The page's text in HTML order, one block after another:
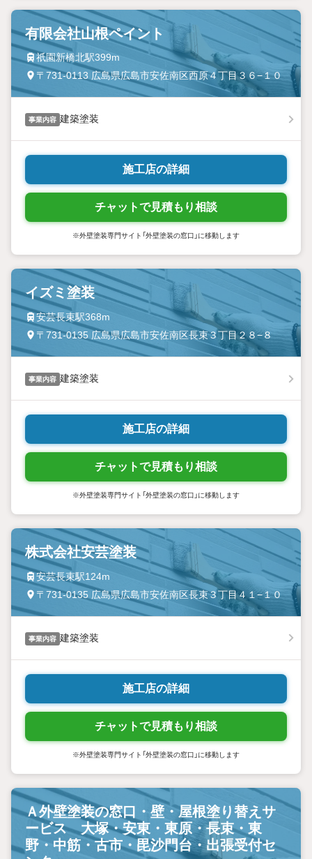
有限会社山根ペイント
祇園新橋北駅399m
〒731-0113 広島県広島市安佐南区西原４丁目３６−１０
事業内容 建築塗装
施工店の詳細
チャットで見積もり相談
※外壁塗装専門サイト「外壁塗装の窓口」に移動します
イズミ塗装
安芸長束駅368m
〒731-0135 広島県広島市安佐南区長束３丁目２８−８
事業内容 建築塗装
施工店の詳細
チャットで見積もり相談
※外壁塗装専門サイト「外壁塗装の窓口」に移動します
株式会社安芸塗装
安芸長束駅124m
〒731-0135 広島県広島市安佐南区長束３丁目４１−１０
事業内容 建築塗装
施工店の詳細
チャットで見積もり相談
※外壁塗装専門サイト「外壁塗装の窓口」に移動します
Ａ外壁塗装の窓口・壁・屋根塗り替えサ
ービス 大塚・安東・東原・長束・東
野・中筋・古市・毘沙門台・出張受付セ